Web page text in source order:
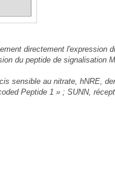
directement l'expression
du peptide de signalisation
sensible au nitrate, hNRE,
Peptide 1 » ; SUNN,